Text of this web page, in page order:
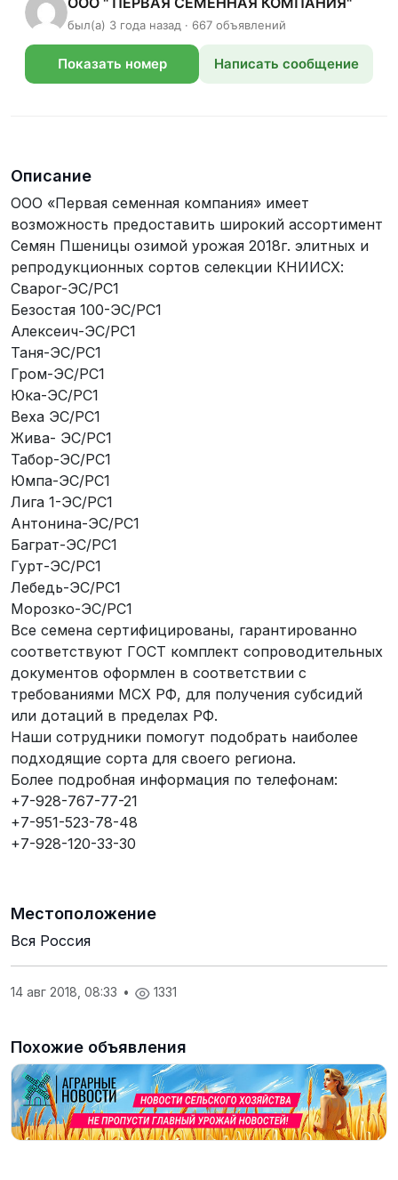
был(а) 3 года назад · 667 объявлений
Показать номер Написать сообщение
Описание
ООО «Первая семенная компания» имеет
возможность предоставить широкий ассортимент
Семян Пшеницы озимой урожая 2018г. элитных и
репродукционных сортов селекции КНИИСХ:
Сварог-ЭС/РС1
Безостая 100-ЭС/РС1
Алексеич-ЭС/РС1
Таня-ЭС/РС1
Гром-ЭС/РС1
Юка-ЭС/РС1
Веха ЭС/РС1
Жива- ЭС/РС1
Табор-ЭС/РС1
Юмпа-ЭС/РС1
Лига 1-ЭС/РС1
Антонина-ЭС/РС1
Баграт-ЭС/РС1
Гурт-ЭС/РС1
Лебедь-ЭС/РС1
Морозко-ЭС/РС1
Все семена сертифицированы, гарантированно
соответствуют ГОСТ комплект сопроводительных
документов оформлен в соответствии с
требованиями МСХ РФ, для получения субсидий
или дотаций в пределах РФ.
Наши сотрудники помогут подобрать наиболее
подходящие сорта для своего региона.
Более подробная информация по телефонам:
+7-928-767-77-21
+7-951-523-78-48
+7-928-120-33-30
Местоположение
Вся Россия
14 авг 2018, 08:33 • 1331
Похожие объявления